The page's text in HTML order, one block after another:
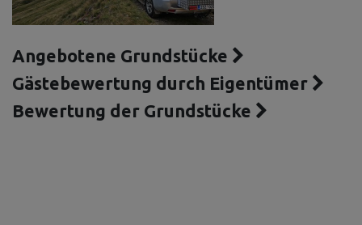
Angebotene Grundstücke
Gästebewertung durch Eigentümer
Bewertung der Grundstücke